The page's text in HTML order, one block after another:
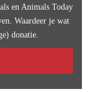
en Animals Today
Waardeer je wat
donatie.